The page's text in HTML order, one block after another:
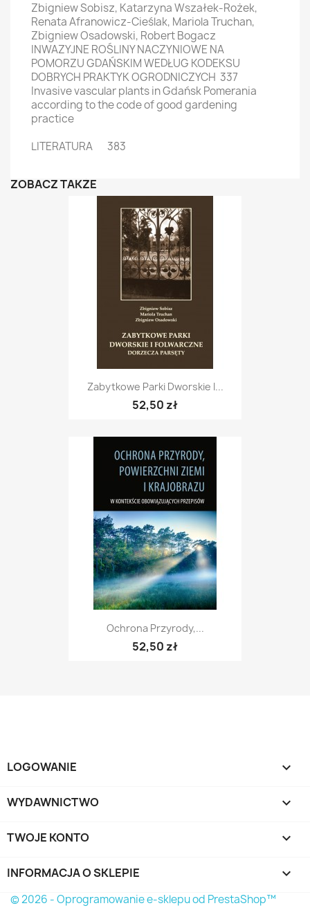
Zbigniew Sobisz, Katarzyna Wszałek-Rożek,
Renata Afranowicz-Cieślak, Mariola Truchan,
Zbigniew Osadowski, Robert Bogacz
INWAZYJNE ROŚLINY NACZYNIOWE NA
POMORZU GDAŃSKIM WEDŁUG KODEKSU
DOBRYCH PRAKTYK OGRODNICZYCH 337
Invasive vascular plants in Gdańsk Pomerania
according to the code of good gardening
practice
LITERATURA 383
ZOBACZ TAKŻE
Zabytkowe Parki Dworskie I...
52,50 zł
Ochrona Przyrody,...
52,50 zł
LOGOWANIE 
WYDAWNICTWO 
TWOJE KONTO 
INFORMACJA O SKLEPIE keyboard_arrow_down
© 2026 - Oprogramowanie e-sklepu od PrestaShop™